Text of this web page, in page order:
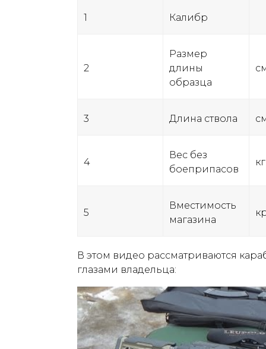
1 Калибр
2
Размер
длины
образца
3 Длина ствола
4
Вес без
боеприпасов
кг
5
Вместимость
магазина
В этом видео рассматриваются
глазами владельца: